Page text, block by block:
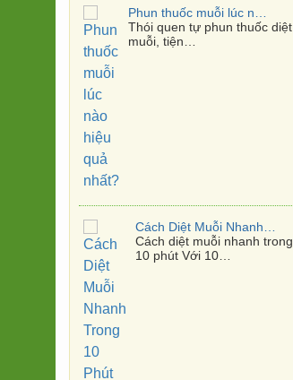
Thói quen tự phun thuốc diệt
muỗi, tiện…
Cách diệt muỗi nhanh trong
10 phút Với 10…